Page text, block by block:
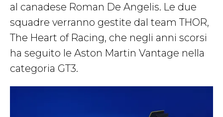
al canadese Roman De Angelis. Le due
squadre verranno gestite dal team THOR,
The Heart of Racing, che negli anni scorsi
ha seguito le Aston Martin Vantage nella
categoria GT3.